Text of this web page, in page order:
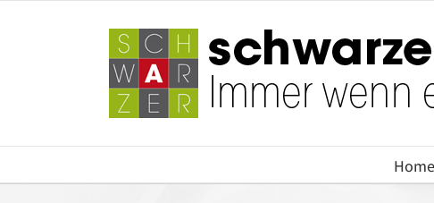
Home